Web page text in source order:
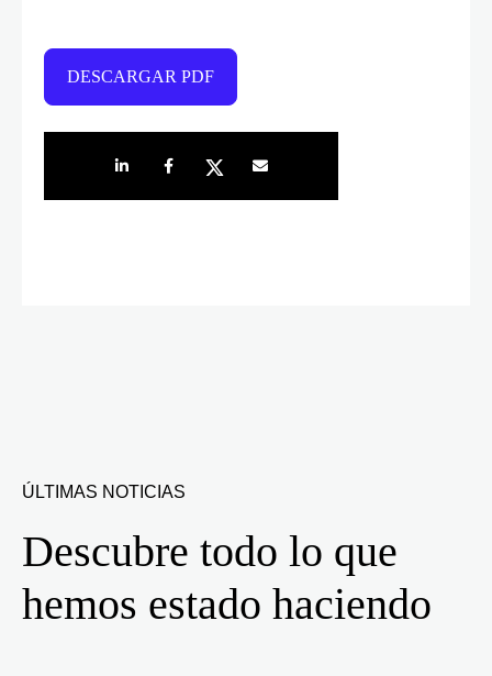
DESCARGAR PDF
Share on LinkedIn
Share on Facebook
Share on TwitterShare by e-mail
ÚLTIMAS NOTICIAS
Descubre todo lo que
hemos estado haciendo